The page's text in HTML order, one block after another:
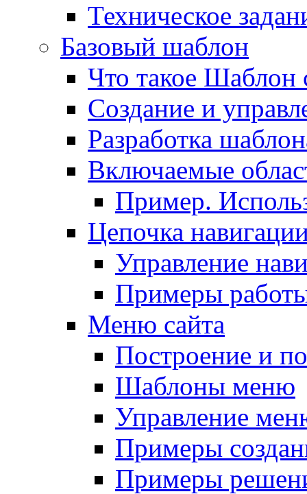
Техническое
Базовый шаблон
Что такое Шаблон
Создание и
Разработка
Включаемые
Пример.
Цепочка
Управление
Примеры
Меню сайта
Построение и
Шаблоны меню
Управление
Примеры
Примеры